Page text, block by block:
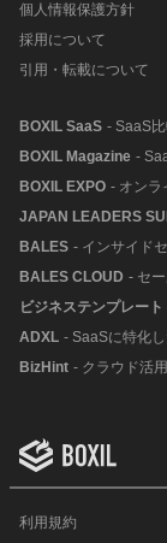
個人情報保護方針
採用について
引用・転載について
BOXIL SaaS - SaaS
BOXIL Magazine -
BOXIL EXPO - オンラ
JAPAN LEADERS
BALES - インサイド
BALES CLOUD - セ
ビジネステンプレート
ADXL - SaaSに特化
BizHint - クラウド活
利用規約